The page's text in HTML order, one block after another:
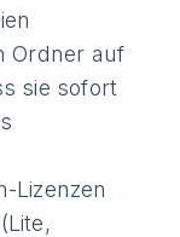
Ordner auf
sie sofort
Lizenzen